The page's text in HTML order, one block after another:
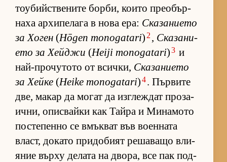
то­у­бийс­т­ве­ните бор­би, ко­ито пре­о­бър­
наха ар­хи­пе­лага в нова ера: Ска­за­ни­ето
за Хо­ген (Hōgen monogatari) 2 , Ска­за­ни­
ето за Хей­джи (Heiji monogatari)3 и
най-про­чу­тото от всич­ки, Ска­за­ни­ето
за Хейке (Heike monogatari)4. Пър­вите
две, ма­кар да мо­гат да из­г­леж­дат про­за­
ич­ни, опис­вайки как Тайра и Ми­на­мото
пос­те­пенно се вмък­ват във во­ен­ната
власт, до­като при­до­бият ре­ша­ващо вли­
я­ние върху де­лата на дво­ра, все пак под­